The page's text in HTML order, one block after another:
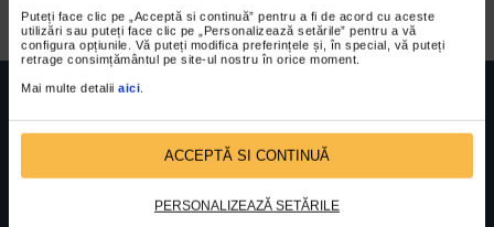
Puteți face clic pe „Acceptă si continuă” pentru a fi de acord cu aceste
utilizări sau puteți face clic pe „Personalizează setările” pentru a vă
configura opțiunile. Vă puteți modifica preferințele și, în special, vă puteți
retrage consimțământul pe site-ul nostru în orice moment.
Mai multe detalii aici
ACCEPTĂ SI CONTINUĂ
PERSONALIZEAZĂ SETĂRILE
Sc. 4, Ap. 197, Sector 2